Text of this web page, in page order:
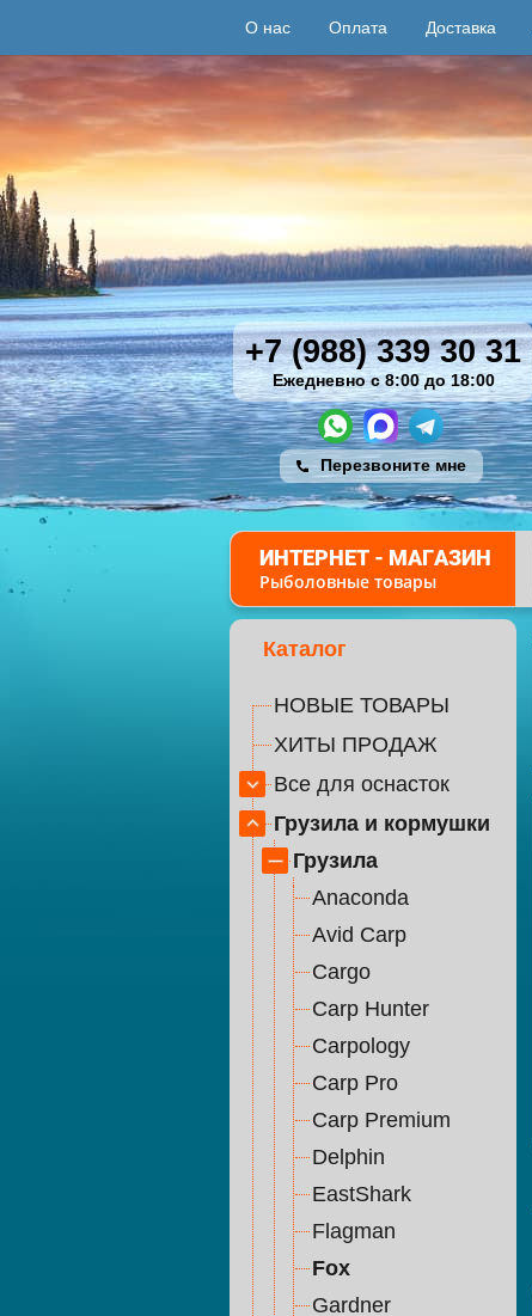
О нас Оплата Доставка
+7 (988) 339 30 31
Ежедневно с 8:00 до 18:00
Перезвоните мне
ИНТЕРНЕТ - МАГАЗИН
Рыболовные товары
Каталог
НОВЫЕ ТОВАРЫ
ХИТЫ ПРОДАЖ
Все для оснасток
Грузила и кормушки
Грузила
Anaconda
Avid Carp
Cargo
Carp Hunter
Carpology
Carp Pro
Carp Premium
Delphin
EastShark
Flagman
Fox
Gardner